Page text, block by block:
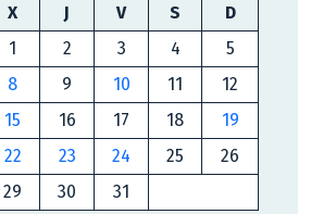
X J V S
D
1
2 3 4
5
8 9 10 11
12
15 16 17 18
19
22 23 24 25
26
29 30 31